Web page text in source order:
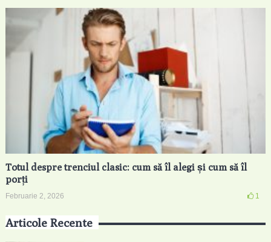
Totul despre trenciul clasic: cum să îl alegi și cum să îl
porți
Februarie 2, 2026 1
Articole Recente